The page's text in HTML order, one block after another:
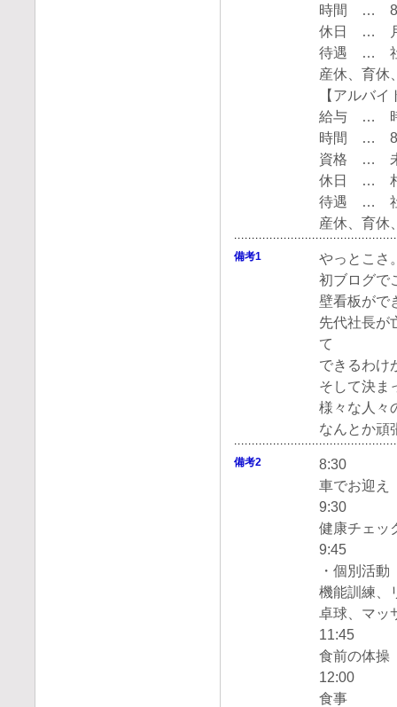
時間 … 8
休日 … 月
待遇 … 社
産休、育休
【アルバ
給与 … 時
時間 …
資格 … 未
休日 … 相
待遇 … 社
産休、育休
備考1
やっとこさ
初ブログで
壁看板がで
先代社長が
て
できるわけ
そして決ま
様々な人々
なんとか頑
備考2
8:30
車でお迎え
9:30
健康チェッ
9:45
・個別活動
機能訓練、
卓球、マッ
11:45
食前の体操
12:00
食事